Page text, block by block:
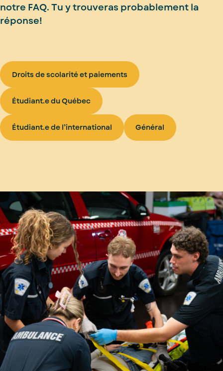
notre FAQ. Tu y trouveras probablement la
réponse!
Droits de scolarité et paiements
Étudiant.e du Québec
Étudiant.e de l’international Général